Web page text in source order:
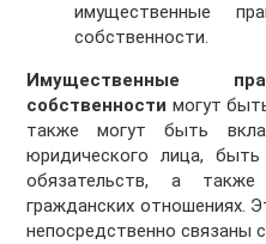
имущественные
собственности.
Имущественные
собственности могут
также могут быть
юридического лица,
обязательств, а
гражданских отношениях.
непосредственно связаны